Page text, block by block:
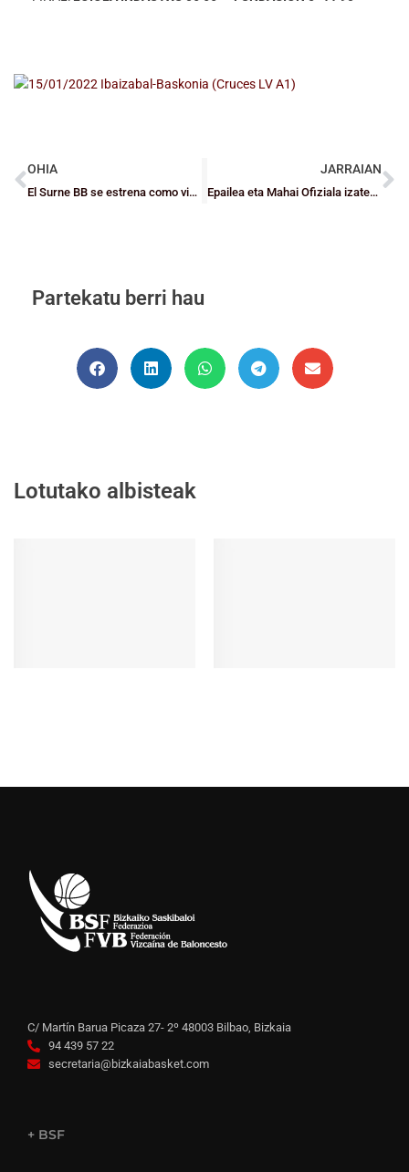
OHIA
El Surne BB se estrena como visitante y el Santurtzi, más líder
JARRAIAN
Epailea eta Mahai Ofiziala izateko Ikastaroa
Partekatu berri hau
Lotutako albisteak
C/ Martín Barua Picaza 27- 2º 48003 Bilbao, Bizkaia
94 439 57 22
secretaria@bizkaiabasket.com
+ BSF